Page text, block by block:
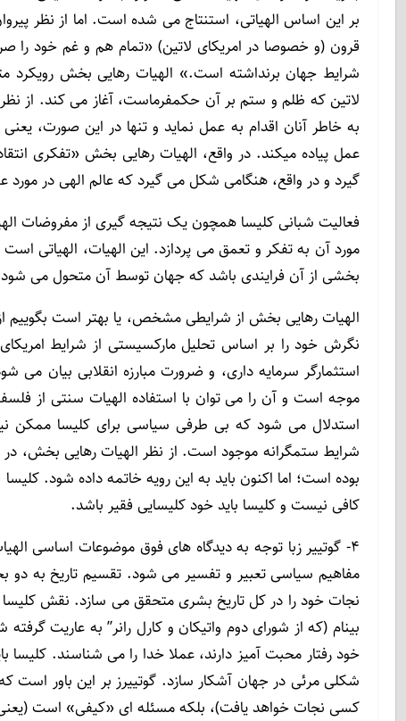
بر این اساس الهیاتی، استنتاج می شده است. اما از نظر
قرون (و خصوصا در امریکای لاتین) «تمام هم و غم خود را
شرایط جهان برنداشته است.» الهیات رهایی بخش رویکرد
لاتین که ظلم و ستم بر آن حکمفرماست، آغاز می کند. از
به خاطر آنان اقدام به عمل نماید و تنها در این صورت،
عمل پیاده میکند. در واقع، الهیات رهایی بخش «تفکری
گیرد و در واقع، هنگامی شکل می گیرد که عالم الهی در مورد
فعالیت شبانی کلیسا همچون یک نتیجه گیری از مفروضات
مورد آن به تفکر و تعمق می پردازد. این الهیات، الهیاتی
بخشی از آن فرایندی باشد که جهان توسط آن متحول می
الهیات رهایی بخش از شرایطی مشخص، یا بهتر است بگوییم
نگرش خود را بر اساس تحلیل مارکسیستی از شرایط
استثمارگر سرمایه داری، و ضرورت مبارزه انقلابی بیان
موجه است و آن را می توان با استفاده الهیات سنتی از
استدلال می شود که بی طرفی سیاسی برای کلیسا ممکن
شرایط ستمگرانه موجود است. از نظر الهیات رهایی بخش،
بوده است؛ اما اکنون باید به این رویه خاتمه داده شود.
کافی نیست و کلیسا باید خود کلیسایی فقیر باشد.
۴- گوتییر زبا توجه به دیدگاه های فوق موضوعات اساسی
مفاهیم سیاسی تعبیر و تفسیر می شود. تقسیم تاریخ به
نجات خود را در کل تاریخ بشری متحقق می سازد. نقش
بینام (که از شورای دوم واتیکان و کارل رانر” به عاریت
خود رفتار محبت آمیز دارند، عملا خدا را می شناسند. کلیسا
شکلی مرئی در جهان آشکار سازد. گوتییرز بر این باور
کسی نجات خواهد یافت)، بلکه مسئله ای «کیفی» است